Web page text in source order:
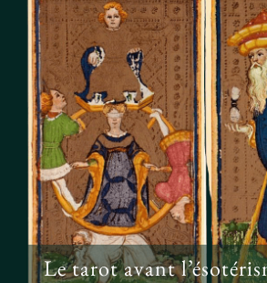
Le tarot avant
simple jeu ?
Le tarot avant